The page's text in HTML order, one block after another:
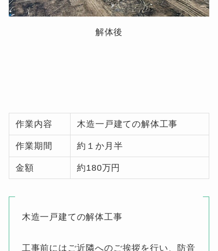
解体後
作業内容 木造一戸建ての解体工事
作業期間 約１か月半
金額 約180万円
木造一戸建ての解体工事
工事前にはご近隣へのご挨拶を行い、防音